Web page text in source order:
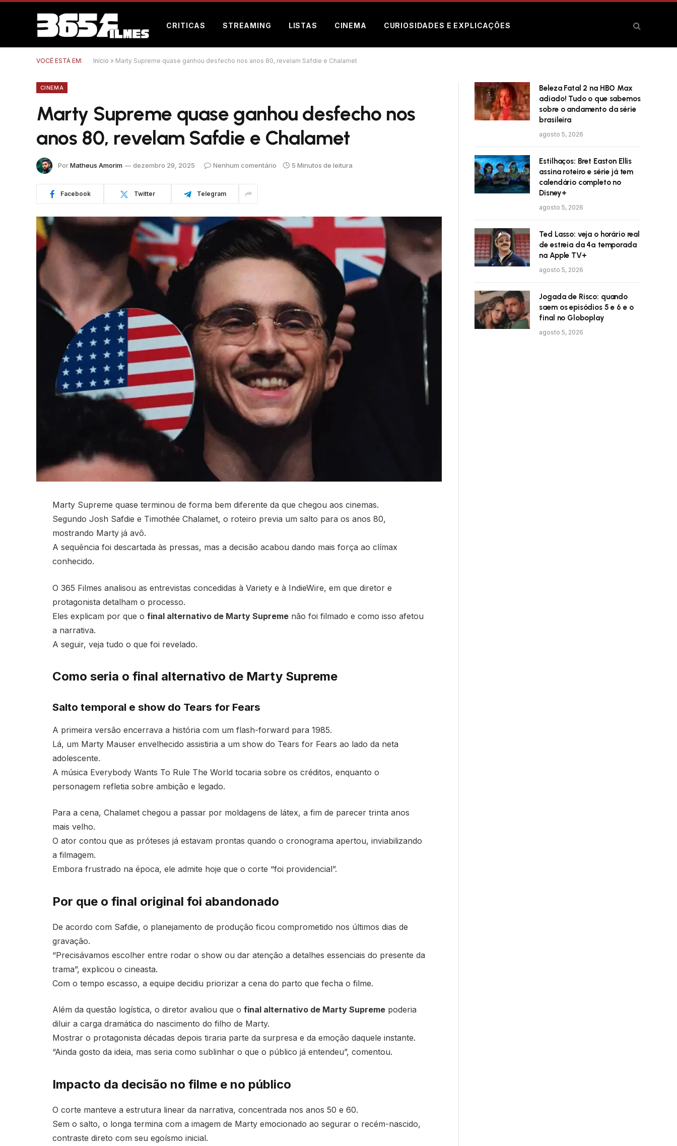
CRITICAS STREAMING LISTAS CINEMA CURIOSIDADES E EXPLICAÇÕES
VOCÊ ESTÁ EM: Início » Marty Supreme quase ganhou desfecho nos anos 80, revelam Safdie e Chalamet
CINEMA
Marty Supreme quase ganhou desfecho nos
anos 80, revelam Safdie e Chalamet
PorMatheus Amorim dezembro 29, 2025 Nenhum comentário 5 Minutos de leitura
Facebook Twitter Telegram
Marty Supreme quase terminou de forma bem diferente da que chegou aos cinemas.
Segundo Josh Safdie e Timothée Chalamet, o roteiro previa um salto para os anos 80,
mostrando Marty já avô.
A sequência foi descartada às pressas, mas a decisão acabou dando mais força ao clímax
conhecido.
O 365 Filmes analisou as entrevistas concedidas à Variety e à IndieWire, em que diretor e
protagonista detalham o processo.
Eles explicam por que o final alternativo de Marty Supremenão foi filmado e como isso afetou
a narrativa.
A seguir, veja tudo o que foi revelado.
Como seria o final alternativo de Marty Supreme
Salto temporal e show do Tears for Fears
A primeira versão encerrava a história com um flash-forward para 1985.
Lá, um Marty Mauser envelhecido assistiria a um show do Tears for Fears ao lado da neta
adolescente.
A música Everybody Wants To Rule The World tocaria sobre os créditos, enquanto o
personagem refletia sobre ambição e legado.
Para a cena, Chalamet chegou a passar por moldagens de látex, a fim de parecer trinta anos
mais velho.
O ator contou que as próteses já estavam prontas quando o cronograma apertou, inviabilizando
a filmagem.
Embora frustrado na época, ele admite hoje que o corte “foi providencial”.
Por que o final original foi abandonado
De acordo com Safdie, o planejamento de produção ficou comprometido nos últimos dias de
gravação.
“Precisávamos escolher entre rodar o show ou dar atenção a detalhes essenciais do presente da
trama”, explicou o cineasta.
Com o tempo escasso, a equipe decidiu priorizar a cena do parto que fecha o filme.
Além da questão logística, o diretor avaliou que o final alternativo de Marty Supremepoderia
diluir a carga dramática do nascimento do filho de Marty.
Mostrar o protagonista décadas depois tiraria parte da surpresa e da emoção daquele instante.
“Ainda gosto da ideia, mas seria como sublinhar o que o público já entendeu”, comentou.
Impacto da decisão no filme e no público
O corte manteve a estrutura linear da narrativa, concentrada nos anos 50 e 60.
Sem o salto, o longa termina com a imagem de Marty emocionado ao segurar o recém-nascido,
contraste direto com seu egoísmo inicial.
Beleza Fatal 2 na HBO Max
adiado! Tudo o que sabemos
sobre o andamento da série
brasileira
agosto 5, 2026
Estilhaços: Bret Easton Ellis
assina roteiro e série já tem
calendário completo no
Disney+
agosto 5, 2026
Ted Lasso: veja o horário real
de estreia da 4ª temporada
na Apple TV+
agosto 5, 2026
Jogada de Risco: quando
saem os episódios 5 e 6 e o
final no Globoplay
agosto 5, 2026